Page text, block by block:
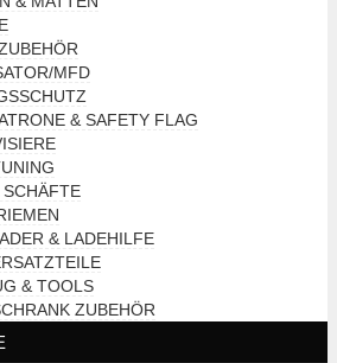
MFD
& SAFETY FLAG
& LADEHILFE
& TOOLS
ZUBEHÖR